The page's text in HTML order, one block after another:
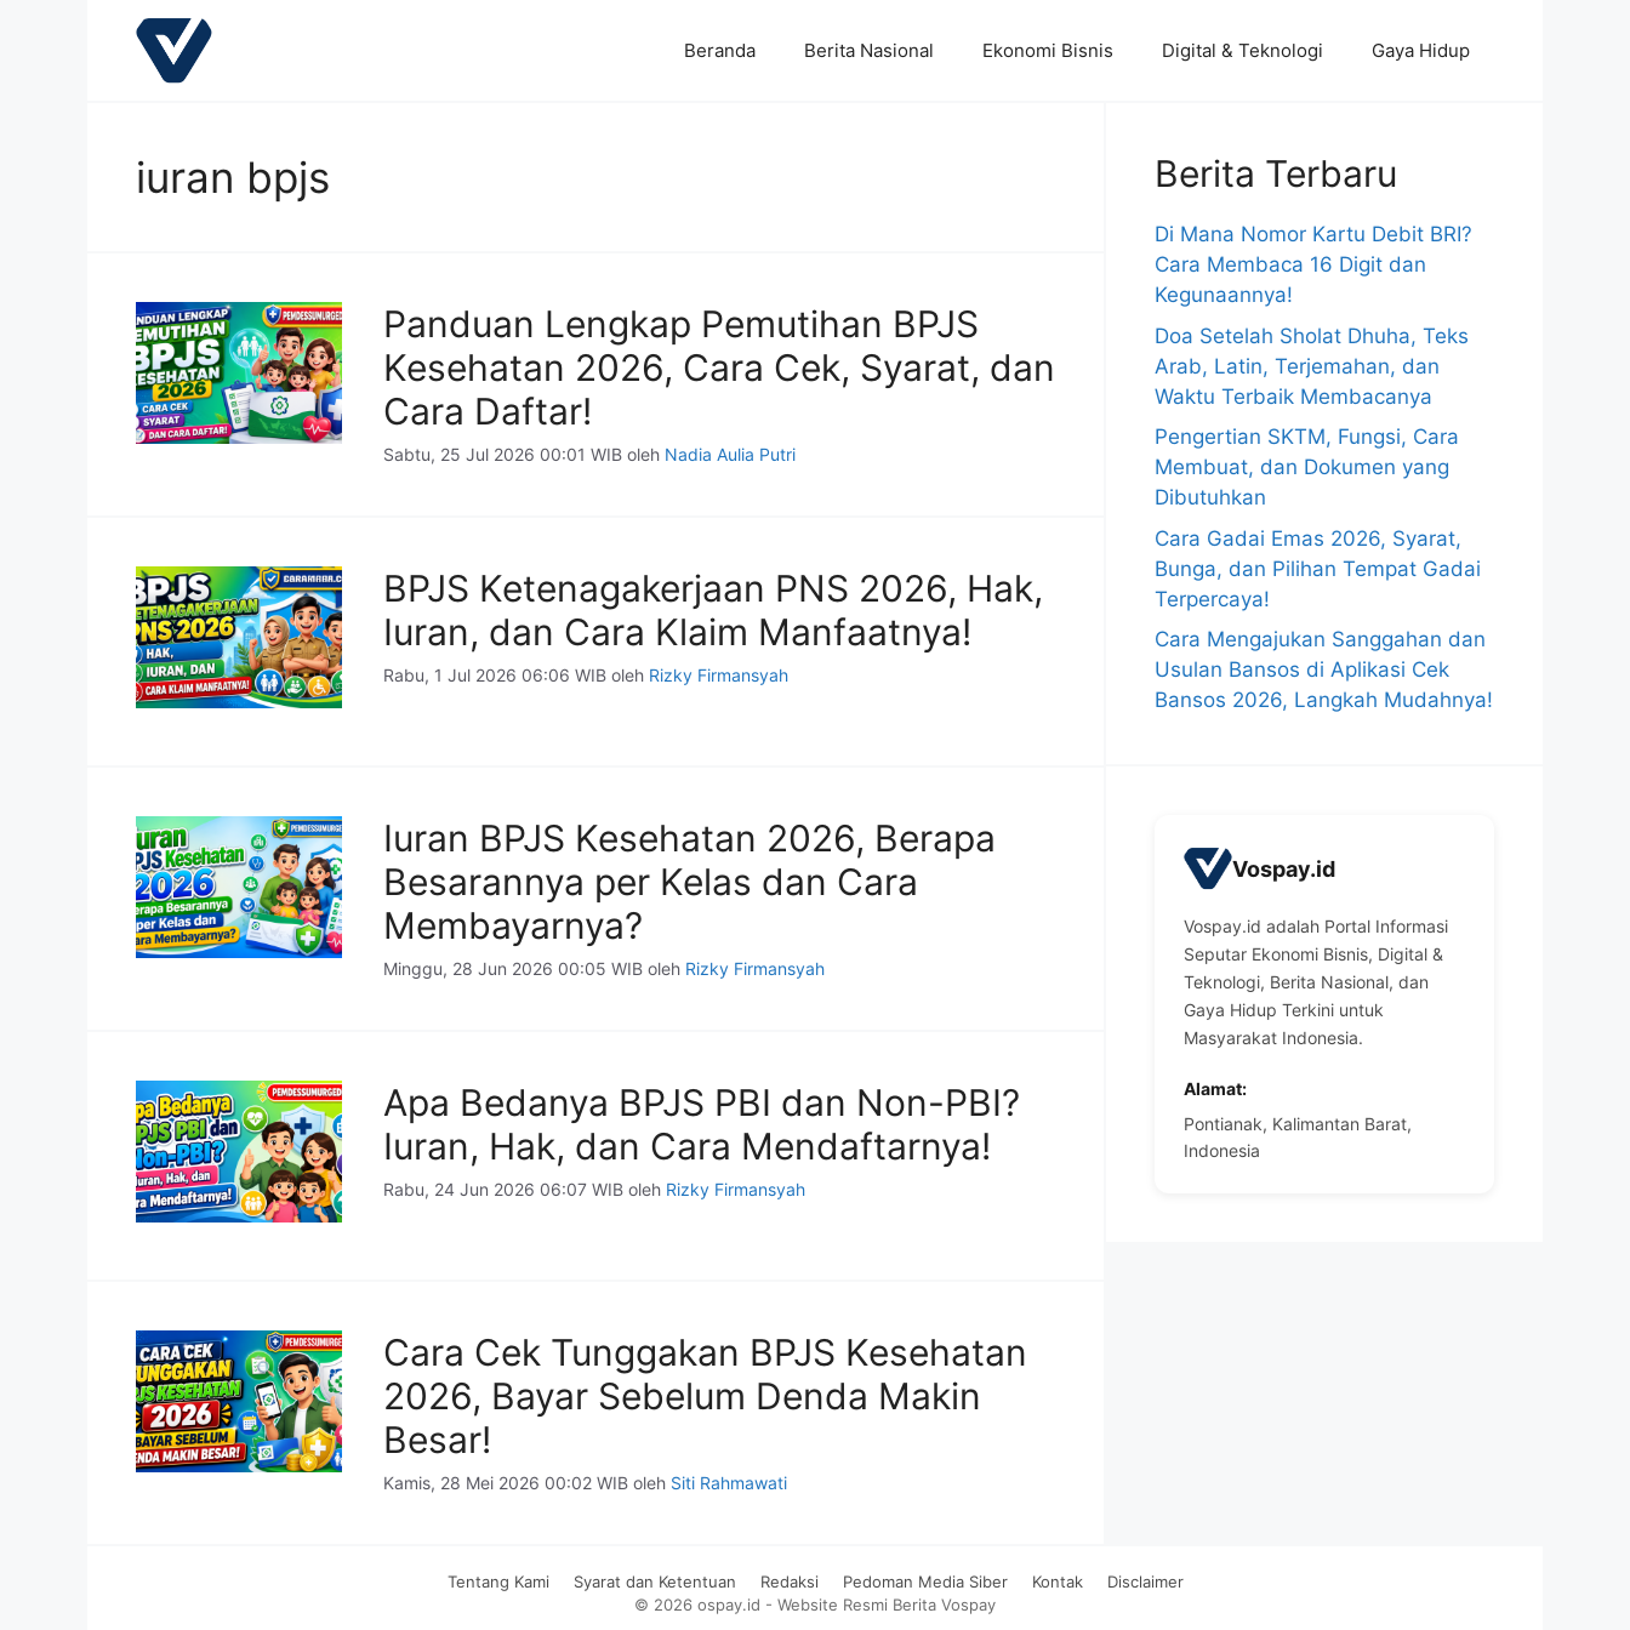
Beranda Berita Nasional Ekonomi Bisnis Digital & Teknologi Gaya Hidup
iuran bpjs
Panduan Lengkap Pemutihan BPJS
Kesehatan 2026, Cara Cek, Syarat, dan
Cara Daftar!
Sabtu, 25 Jul 2026 00:01 WIB oleh Nadia Aulia Putri
BPJS Ketenagakerjaan PNS 2026, Hak,
Iuran, dan Cara Klaim Manfaatnya!
Rabu, 1 Jul 2026 06:06 WIB oleh Rizky Firmansyah
Iuran BPJS Kesehatan 2026, Berapa
Besarannya per Kelas dan Cara
Membayarnya?
Minggu, 28 Jun 2026 00:05 WIB oleh Rizky Firmansyah
Apa Bedanya BPJS PBI dan Non-PBI?
Iuran, Hak, dan Cara Mendaftarnya!
Rabu, 24 Jun 2026 06:07 WIB oleh Rizky Firmansyah
Cara Cek Tunggakan BPJS Kesehatan
2026, Bayar Sebelum Denda Makin
Besar!
Kamis, 28 Mei 2026 00:02 WIB oleh Siti Rahmawati
Berita Terbaru
Di Mana Nomor Kartu Debit BRI?
Cara Membaca 16 Digit dan
Kegunaannya!
Doa Setelah Sholat Dhuha, Teks
Arab, Latin, Terjemahan, dan
Waktu Terbaik Membacanya
Pengertian SKTM, Fungsi, Cara
Membuat, dan Dokumen yang
Dibutuhkan
Cara Gadai Emas 2026, Syarat,
Bunga, dan Pilihan Tempat Gadai
Terpercaya!
Cara Mengajukan Sanggahan dan
Usulan Bansos di Aplikasi Cek
Bansos 2026, Langkah Mudahnya!
Vospay.id
Vospay.id adalah Portal Informasi
Seputar Ekonomi Bisnis, Digital &
Teknologi, Berita Nasional, dan
Gaya Hidup Terkini untuk
Masyarakat Indonesia.
Alamat:
Pontianak, Kalimantan Barat,
Indonesia
Tentang Kami Syarat dan Ketentuan Redaksi Pedoman Media Siber Kontak
Disclaimer
© 2026 ospay.id - Website Resmi Berita Vospay